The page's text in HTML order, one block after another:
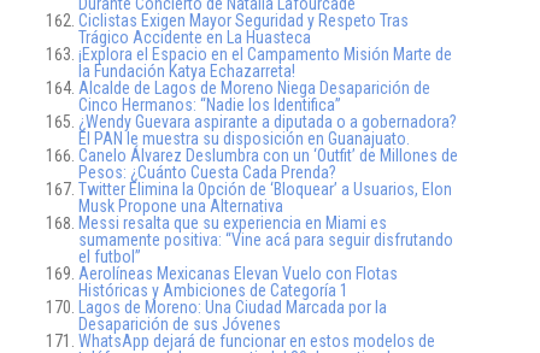
Ciclistas Exigen Mayor Seguridad y Respeto Tras
Trágico Accidente en La Huasteca
¡Explora el Espacio en el Campamento Misión Marte de
la Fundación Katya Echazarreta!
Alcalde de Lagos de Moreno Niega Desaparición de
Cinco Hermanos: “Nadie los Identifica”
¿Wendy Guevara aspirante a diputada o a gobernadora?
El PAN le muestra su disposición en Guanajuato.
Canelo Álvarez Deslumbra con un ‘Outfit’ de Millones de
Pesos: ¿Cuánto Cuesta Cada Prenda?
Twitter Elimina la Opción de ‘Bloquear’ a Usuarios, Elon
Musk Propone una Alternativa
Messi resalta que su experiencia en Miami es
sumamente positiva: “Vine acá para seguir disfrutando
el futbol”
Aerolíneas Mexicanas Elevan Vuelo con Flotas
Históricas y Ambiciones de Categoría 1
Lagos de Moreno: Una Ciudad Marcada por la
Desaparición de sus Jóvenes
WhatsApp dejará de funcionar en estos modelos de